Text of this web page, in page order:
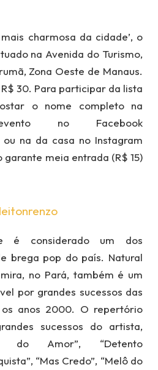
charmosa da cidade’, o
na Avenida do Turismo,
Zona Oeste de Manaus.
30. Para participar da lista
o nome completo na
no Facebook
ou na da casa no Instagram
garante meia entrada (R$ 15)
é considerado um dos
brega pop do país. Natural
no Pará, também é um
por grandes sucessos das
anos 2000. O repertório
sucessos do artista,
do Amor”, “Detento
“Mas Credo”, “Melô do